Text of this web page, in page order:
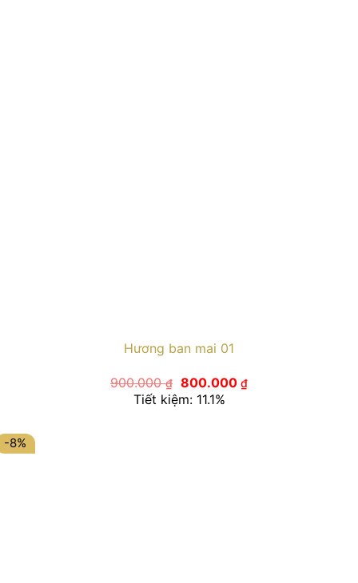
Hương ban mai 01
900.000₫ Giá
gốc
là:
800.000 ₫Giá
hiện
Tiết kiệm: 11.1%
-8%